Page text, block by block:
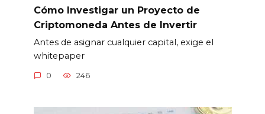
Cómo Investigar un Proyecto de
Criptomoneda Antes de Invertir
Antes de asignar cualquier capital, exige el
whitepaper
0 246